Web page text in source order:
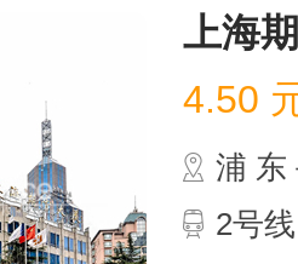
上海
4.50
浦 东
2号